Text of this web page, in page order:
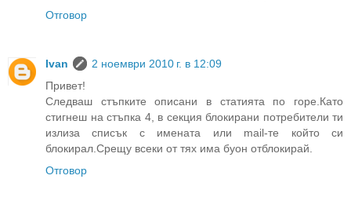
Отговор
Ivan
2 ноември 2010 г. в 12:09
Привет!
Следваш стъпките описани в статията по горе.Като
стигнеш на стъпка 4, в секция блокирани потребители ти
излиза списък с имената или mail-те който си
блокирал.Срещу всеки от тях има буон отблокирай.
Отговор